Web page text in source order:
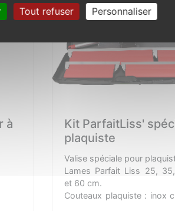
de rivet.
à
Kit ParfaitLiss'
plaquiste
Valise spéciale pour
Lames Parfait Liss 25,
et 60 cm.
Couteaux plaquiste : inox
Tout refuser Personnaliser